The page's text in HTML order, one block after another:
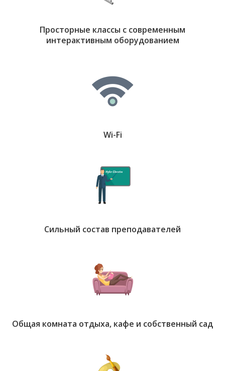
Просторные классы с современным
интерактивным оборудованием
Wi-Fi
Сильный состав преподавателей
Общая комната отдыха, кафе и собственный сад